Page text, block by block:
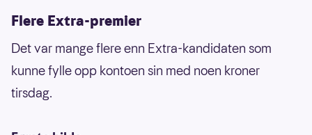
Flere Extra-premier
Det var mange flere enn Extra-kandidaten som
kunne fylle opp kontoen sin med noen kroner
tirsdag.